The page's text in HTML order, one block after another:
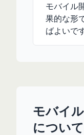
モバイル
果的な形
ばよいで
モバイ
につい